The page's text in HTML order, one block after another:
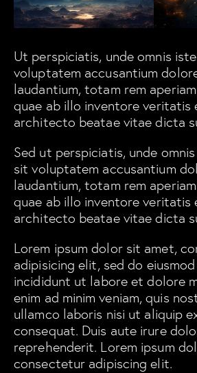
Ut perspiciatis, unde omnis
voluptatem accusantium
laudantium, totam rem
quae ab illo inventore veritatis
architecto beatae vitae dicta
Sed ut perspiciatis, unde
sit voluptatem accusantium
laudantium, totam rem
quae ab illo inventore veritatis
architecto beatae vitae dicta
Lorem ipsum dolor sit amet,
adipisicing elit, sed do
incididunt ut labore et dolore
enim ad minim veniam, quis
ullamco laboris nisi ut aliquip
consequat. Duis aute irure
reprehenderit. Lorem ipsum
consectetur adipiscing elit.